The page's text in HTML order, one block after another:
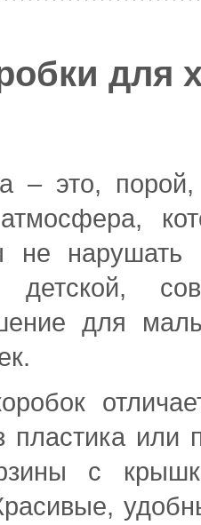
для
– это,
не
для
или
с